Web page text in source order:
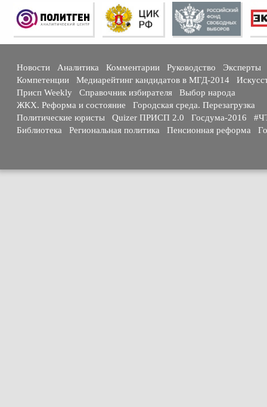
Новости Аналитика Комментарии Руководство
Эксперты
Компетенции
Медиарейтинг кандидатов в МГД-2014
Присп Weekly
Справочник избирателя
Выбор народа
ЖКХ. Реформа и состояние
Городская среда. Перезагрузка
Политические юристы
Quizer ПРИСП 2.0 Госдума-2016
Библиотека
Региональная политика Пенсионная реформа